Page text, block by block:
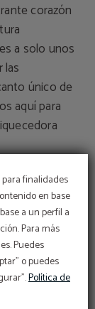
finalidades
en base
a un perfil a
Para más
Puedes
o puedes
Política de
corazón
a solo unos
las
único de
aquí para
servir
dedicado a
al
tener
sentir